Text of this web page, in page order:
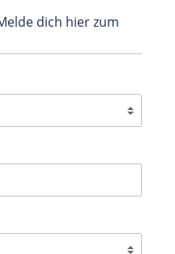
dich hier zum